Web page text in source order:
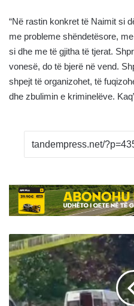
“Në rastin konkret të Naimit si
me probleme shëndetësore,
si dhe me të gjitha të tjerat.
vonesë, do të bjerë në vend.
shpejt të organizohet, të
dhe zbulimin e kriminelëve.
Bastisen
shtëpitë
e
personave
u